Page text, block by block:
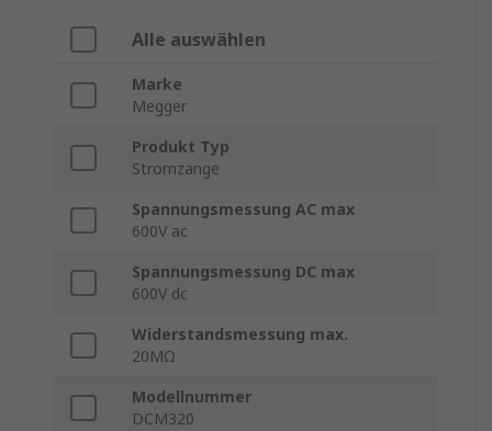
Alle auswählen
Marke
Megger
Produkt Typ
Stromzange
Spannungsmessung AC max
600V ac
Spannungsmessung DC max
600V dc
Widerstandsmessung max.
20MΩ
Modellnummer
DCM320